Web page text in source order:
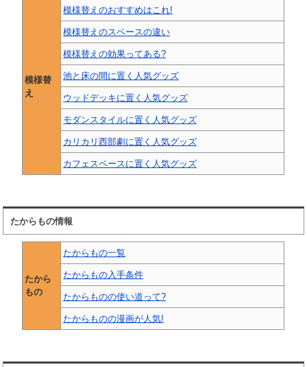
模様替
え
模様替えのおすすめはこれ!
模様替えのスペースの違い
模様替えの効果ってある?
池と床の間に置く人気グッズ
ウッドデッキに置く人気グッズ
モダンスタイルに置く人気グッズ
カリカリ西部劇に置く人気グッズ
カフェスペースに置く人気グッズ
たからもの情報
たから
もの
たからもの一覧
たからもの入手条件
たからものの使い道って?
たからものの漫画が人気!